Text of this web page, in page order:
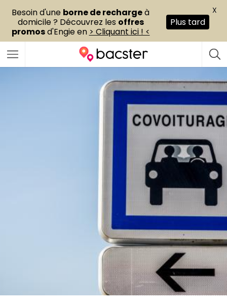
Besoin d'une borne de rechargeà
domicile ? Découvrez les offres
promosd'Engie en > Cliquant ici ! <
Plus tard
X